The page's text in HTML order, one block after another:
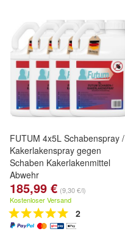
FUTUM 4x5L Schabenspray /
Kakerlakenspray gegen
Schaben Kakerlakenmittel
Abwehr
185,99 € (9,30 €/l)
Kostenloser Versand
2